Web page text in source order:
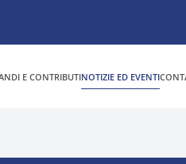
E CONTRIBUTINOTIZIE ED EVENTI